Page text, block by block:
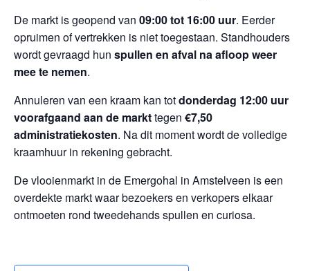
De markt is geopend van 09:00 tot 16:00 uur. Eerder
opruimen of vertrekken is niet toegestaan. Standhouders
wordt gevraagd hun spullen en afval na afloop weer
mee te nemen.
Annuleren van een kraam kan totdonderdag 12:00 uur
voorafgaand aan de markttegen €7,50
administratiekosten. Na dit moment wordt de volledige
kraamhuur in rekening gebracht.
De vlooienmarkt in de Emergohal in Amstelveen is een
overdekte markt waar bezoekers en verkopers elkaar
ontmoeten rond tweedehands spullen en curiosa.